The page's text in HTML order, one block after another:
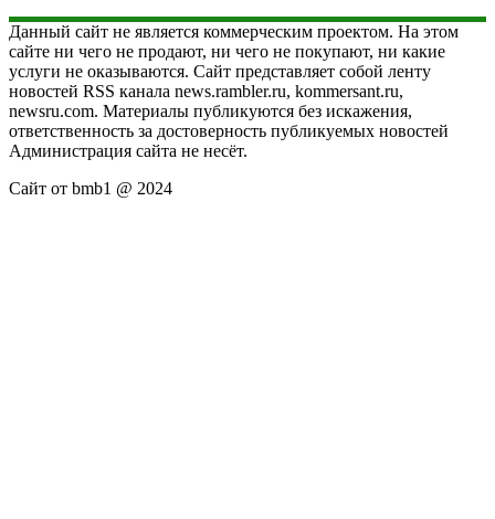
Данный сайт не является коммерческим проектом. На этом
сайте ни чего не продают, ни чего не покупают, ни какие
услуги не оказываются. Сайт представляет собой ленту
новостей RSS канала news.rambler.ru, kommersant.ru,
newsru.com. Материалы публикуются без искажения,
ответственность за достоверность публикуемых новостей
Администрация сайта не несёт.
Сайт от bmb1 @ 2024